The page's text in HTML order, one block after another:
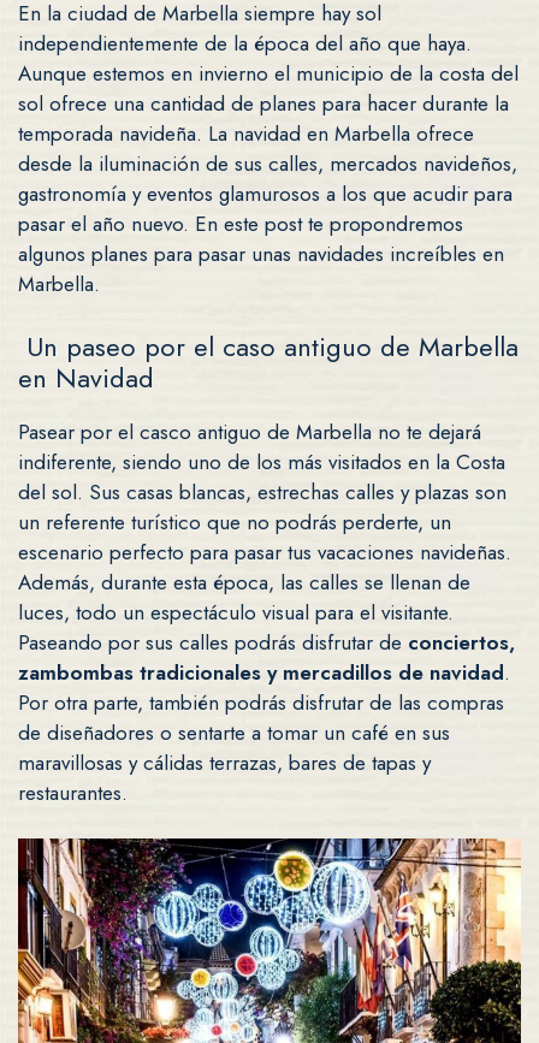
En la ciudad de Marbella siempre hay sol
independientemente de la época del año que haya.
Aunque estemos en invierno el municipio de la costa del
sol ofrece una cantidad de planes para hacer durante la
temporada navideña. La navidad en Marbella ofrece
desde la iluminación de sus calles, mercados navideños,
gastronomía y eventos glamurosos a los que acudir para
pasar el año nuevo. En este post te propondremos
algunos planes para pasar unas navidades increíbles en
Marbella.
Un paseo por el caso antiguo de Marbella
en Navidad
Pasear por el casco antiguo de Marbella no te dejará
indiferente, siendo uno de los más visitados en la Costa
del sol. Sus casas blancas, estrechas calles y plazas son
un referente turístico que no podrás perderte, un
escenario perfecto para pasar tus vacaciones navideñas.
Además, durante esta época, las calles se llenan de
luces, todo un espectáculo visual para el visitante.
Paseando por sus calles podrás disfrutar de conciertos,
zambombas tradicionales y mercadillos de navidad.
Por otra parte, también podrás disfrutar de las compras
de diseñadores o sentarte a tomar un café en sus
maravillosas y cálidas terrazas, bares de tapas y
restaurantes.